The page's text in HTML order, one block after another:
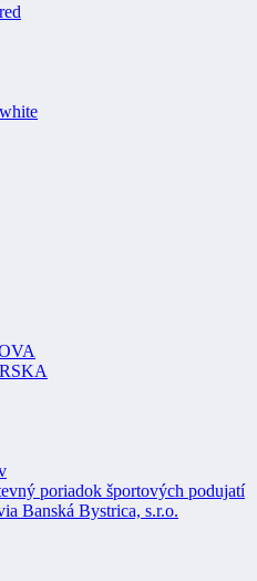
poriadok športových podujatí
Banská Bystrica, s.r.o.